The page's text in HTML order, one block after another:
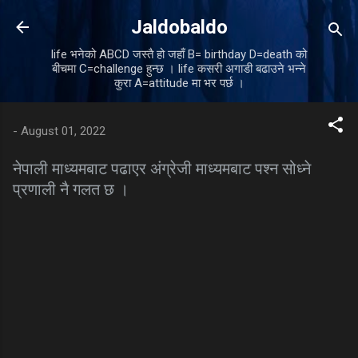
Skip to main content
Jaldobaldo
life भनेको ABCD जस्तै हो जहाँ B= birthday D=death को
बीचमा C=challenge हुन्छ । life कसरी अगाडी बढाउने भन्ने
कुरा A=attitude मा भर पर्छ ।
- August 01, 2022
नेपाली माध्यमबाट पढाएर अंग्रेजी माध्यमबाट पश्न सोध्ने
प्रणाली नै गलत छ ।